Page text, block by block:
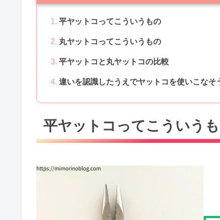
平ヤットコってこういうもの
丸ヤットコってこういうもの
平ヤットコと丸ヤットコの比較
違いを認識したうえでヤットコを使いこなそ
平ヤットコってこういう